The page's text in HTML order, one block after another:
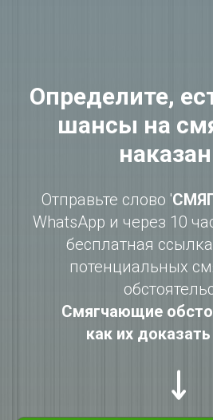
Определите,
шансы на
Отправьте слово '
WhatsApp и через 10
бесплатная
потенциальных
Смягчающие
как их